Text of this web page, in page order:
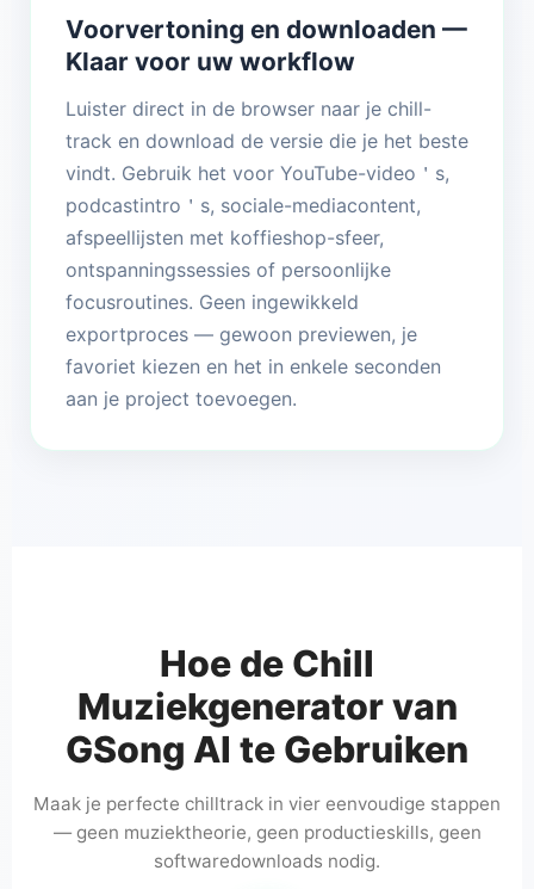
Voorvertoning en downloaden —
Klaar voor uw workflow
Luister direct in de browser naar je chill-
track en download de versie die je het beste
vindt. Gebruik het voor YouTube-video＇s,
podcastintro＇s, sociale-mediacontent,
afspeellijsten met koffieshop-sfeer,
ontspanningssessies of persoonlijke
focusroutines. Geen ingewikkeld
exportproces — gewoon previewen, je
favoriet kiezen en het in enkele seconden
aan je project toevoegen.
Hoe de Chill
Muziekgenerator van
GSong AI te Gebruiken
Maak je perfecte chilltrack in vier eenvoudige stappen
— geen muziektheorie, geen productieskills, geen
softwaredownloads nodig.